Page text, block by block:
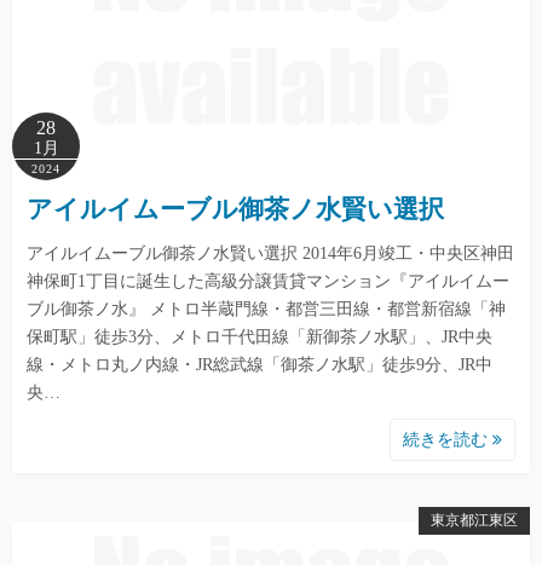
28
1月
2024
アイルイムーブル御茶ノ水賢い選択
アイルイムーブル御茶ノ水賢い選択 2014年6月竣工・中央区神田
神保町1丁目に誕生した高級分譲賃貸マンション『アイルイムー
ブル御茶ノ水』 メトロ半蔵門線・都営三田線・都営新宿線「神
保町駅」徒歩3分、メトロ千代田線「新御茶ノ水駅」、JR中央
線・メトロ丸ノ内線・JR総武線「御茶ノ水駅」徒歩9分、JR中
央…
続きを読む
東京都江東区